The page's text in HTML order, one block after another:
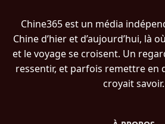
Chine365 est un média
Chine d’hier et d’aujourd’hui, là
et le voyage se croisent. Un
ressentir, et parfois remettre en
croyait savoir.